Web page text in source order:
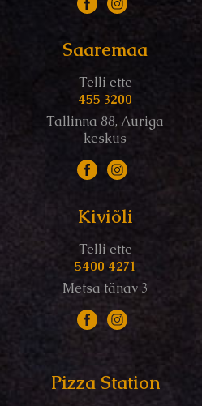
Saaremaa
Telli ette
455 3200
Tallinna 88, Auriga
keskus
Kiviõli
Telli ette
5400 4271
Metsa tänav 3
Pizza Station